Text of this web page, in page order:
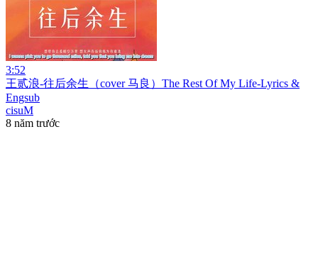
3:52
王贰浪-往后余生（cover 马良）The Rest Of My Life-Lyrics &
Engsub
cisuM
8 năm trước